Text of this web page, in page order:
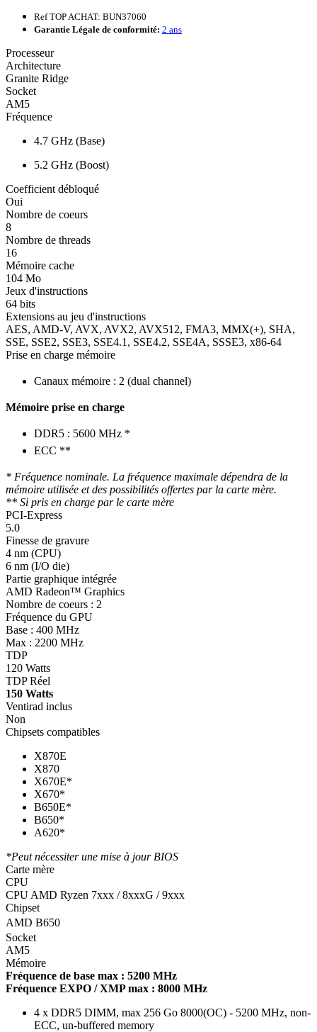
Ref TOP ACHAT: BUN37060
Garantie Légale de conformité: 2 ans
Processeur
Architecture
Granite Ridge
Socket
AM5
Fréquence
4.7 GHz (Base)
5.2 GHz (Boost)
Coefficient débloqué
Oui
Nombre de coeurs
8
Nombre de threads
16
Mémoire cache
104 Mo
Jeux d'instructions
64 bits
Extensions au jeu d'instructions
AES, AMD-V, AVX, AVX2, AVX512, FMA3, MMX(+), SHA,
SSE, SSE2, SSE3, SSE4.1, SSE4.2, SSE4A, SSSE3, x86-64
Prise en charge mémoire
Canaux mémoire : 2 (dual channel)
Mémoire prise en charge
DDR5 : 5600 MHz *
ECC **
* Fréquence nominale. La fréquence maximale dépendra de la
mémoire utilisée et des possibilités offertes par la carte mère.
** Si pris en charge par le carte mère
PCI-Express
5.0
Finesse de gravure
4 nm (CPU)
6 nm (I/O die)
Partie graphique intégrée
AMD Radeon™ Graphics
Nombre de coeurs : 2
Fréquence du GPU
Base : 400 MHz
Max : 2200 MHz
TDP
120 Watts
TDP Réel
150 Watts
Ventirad inclus
Non
Chipsets compatibles
X870E
X870
X670E*
X670*
B650E*
B650*
A620*
*Peut nécessiter une mise à jour BIOS
Carte mère
CPU
CPU AMD Ryzen 7xxx / 8xxxG / 9xxx
Chipset
AMD B650
Socket
AM5
Mémoire
Fréquence de base max : 5200 MHz
Fréquence EXPO / XMP max : 8000 MHz
4 x DDR5 DIMM, max 256 Go 8000(OC) - 5200 MHz, non-
ECC, un-buffered memory